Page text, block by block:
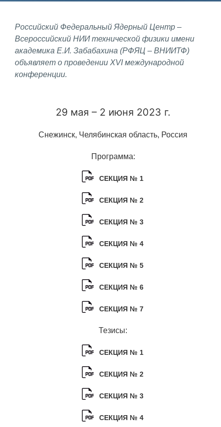
Фундаментальные и прикладные
исследования
Газодинамические исследования
Экспериментальная база
Забабахинские научные чтения
металлов и сплавов»
Премии молодым ученым
Интеллектуальная собственность
Семинар «Моделирование технологий
Зимняя школа по физике высоких
плотностей энергий
Молодежная научно-техническая
конференция «Исследования.
Технологии. Развитие»
ПРОДУКЦИЯ И УСЛУГИ
ДПО и ПО (Дополнительное
профессиональное обучение)
Лазерные технологии
Российский Федеральный Ядерный Центр –
Всероссийский НИИ технической физики имени
академика Е.И. Забабахина (РФЯЦ – ВНИИТФ)
объявляет о проведении XVI международной
конференции.
29 мая – 2 июня 2023 г.
Снежинск, Челябинская область, Россия
Программа:
СЕКЦИЯ № 1
СЕКЦИЯ № 2
СЕКЦИЯ № 3
СЕКЦИЯ № 4
СЕКЦИЯ № 5
СЕКЦИЯ № 6
СЕКЦИЯ № 7
Тезисы:
СЕКЦИЯ № 1
СЕКЦИЯ № 2
СЕКЦИЯ № 3
СЕКЦИЯ № 4